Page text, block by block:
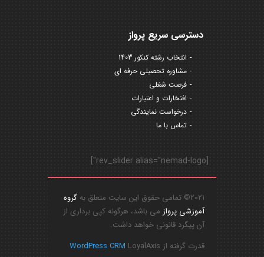
دسترسی سریع پرواز
انتخاب رشته کنکور 1403
مشاوره تحصیلی حرفه ای
فرصت شغلی
افتخارات و اعتبارات
درخواست نمایندگی
تماس با ما
[rev_slider alias="nemad-logo"]
2021© تمامی حقوق این سایت متعلق به
گروه
آموزشی پرواز می باشد، هرگونه کپی برداری از
آن پیگرد قانونی خواهد داشت.
قدرت گرفته از
WordPress CRM LoyalAxis